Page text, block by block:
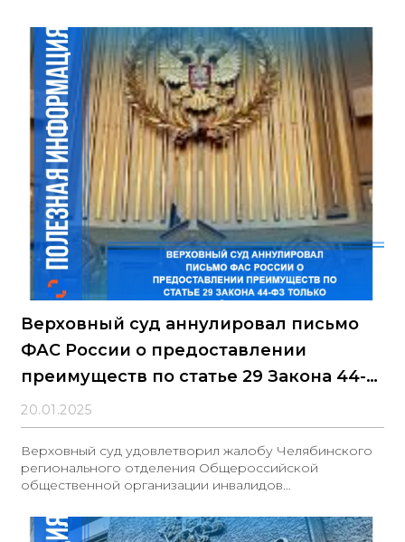
Верховный суд аннулировал письмо
ФАС России о предоставлении
преимуществ по статье 29 Закона 44-
ФЗ только общероссийским
организациям инвалидов
20.01.2025
Верховный суд удовлетворил жалобу Челябинского
регионального отделения Общероссийской
общественной организации инвалидов
признал частично недействующим письмо
Федеральной антимонопольной службы России (ФАС)